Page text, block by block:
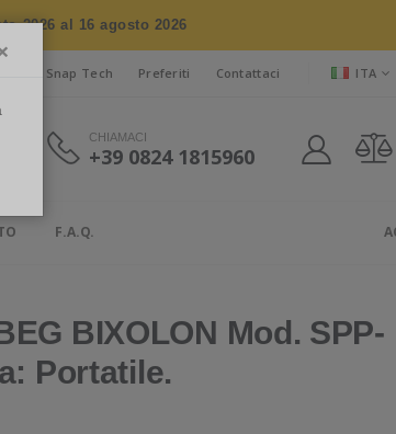
2026 al 16 agosto 2026
Snap Tech Preferiti Contattaci ITA
CHIAMACI
+39 0824 1815960
F.A.Q.
BIXOLON Mod. SPP-
Portatile.